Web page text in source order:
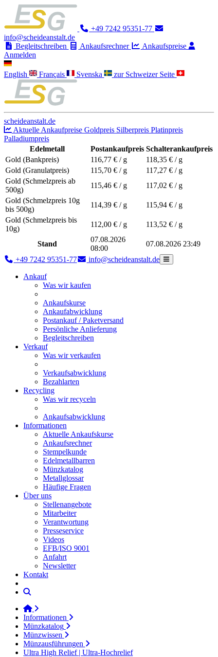
+49 7242 95351-77
info@scheideanstalt.de
Begleitschreiben
Ankaufsrechner
Ankaufspreise
Anmelden
English Français Svenska zur Schweizer Seite
scheideanstalt.de
Aktuelle Ankaufpreise Goldpreis Silberpreis Platinpreis
Palladiumpreis
Edelmetall
Postankaufpreis Schalterankaufpreis
Gold (Bankpreis)
116,77 € / g 118,35 € / g
Gold (Granulatpreis)
115,70 € / g 117,27 € / g
Gold (Schmelzpreis ab
500g)
115,46 € / g 117,02 € / g
Gold (Schmelzpreis 10g
bis 500g)
114,39 € / g 115,94 € / g
Gold (Schmelzpreis bis
10g)
112,00 € / g 113,52 € / g
Stand
07.08.2026
08:00
07.08.2026 23:49
+49 7242 95351-77 info@scheideanstalt.de
Ankauf
Was wir kaufen
Ankaufskurse
Ankaufabwicklung
Postankauf / Paketversand
Persönliche Anlieferung
Begleitschreiben
Verkauf
Was wir verkaufen
Verkaufsabwicklung
Bezahlarten
Recycling
Was wir recyceln
Ankaufsabwicklung
Informationen
Aktuelle Ankaufskurse
Ankaufsrechner
Stempelkunde
Edelmetallbarren
Münzkatalog
Metallglossar
Häufige Fragen
Über uns
Stellenangebote
Mitarbeiter
Verantwortung
Presseservice
Videos
EFB/ISO 9001
Anfahrt
Newsletter
Kontakt
Informationen
Münzkatalog
Münzwissen
Münzausführungen
Ultra High Relief | Ultra-Hochrelief